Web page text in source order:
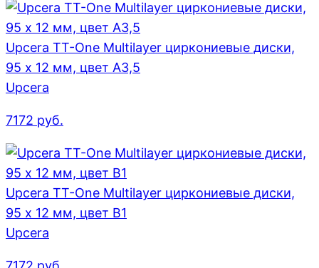
Upcera TT-One Multilayer циркониевые диски,
95 x 12 мм, цвет A3,5
Upcera
7172 руб.
Upcera TT-One Multilayer циркониевые диски,
95 x 12 мм, цвет B1
Upcera